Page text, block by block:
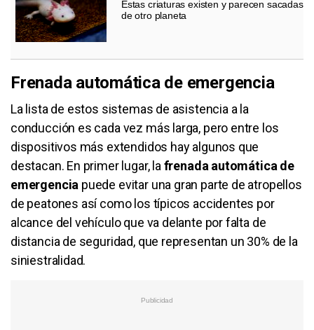
Estas criaturas existen y parecen sacadas
de otro planeta
Frenada automática de emergencia
La lista de estos sistemas de asistencia a la
conducción es cada vez más larga, pero entre los
dispositivos más extendidos hay algunos que
destacan. En primer lugar, la frenada automática de
emergencia puede evitar una gran parte de atropellos
de peatones así como los típicos accidentes por
alcance del vehículo que va delante por falta de
distancia de seguridad, que representan un 30% de la
siniestralidad.